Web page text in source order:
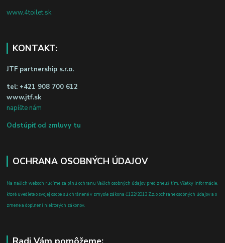
www.4toilet.sk
KONTAKT:
JTF partnership s.r.o.
tel: +421 908 700 612
www.jtf.sk
napíšte nám
Odstúpiť od zmluvy tu
OCHRANA OSOBNÝCH ÚDAJOV
Na našich weboch ručíme za plnú ochranu Vašich osobných údajov pred zneužitím. Všetky informácie,
ktoré uvediete o svojej osobe, sú chránené v zmysle zákona č.122/2013 Z.z. o ochrane osobných údajov a o
zmene a doplnení niektorých zákonov.